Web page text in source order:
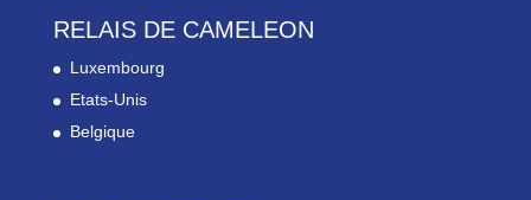
RELAIS DE CAMELEON
Luxembourg
Etats-Unis
Belgique